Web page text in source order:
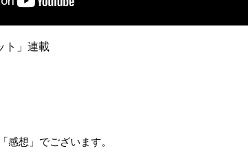
ト」連載
感想」でございます。